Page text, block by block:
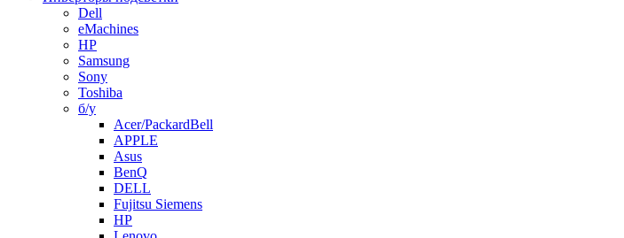
Dell
eMachines
HP
Samsung
Sony
Toshiba
б/у
Acer/PackardBell
APPLE
Asus
BenQ
DELL
Fujitsu Siemens
HP